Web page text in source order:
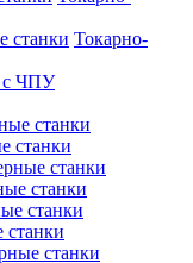
Токарно-
с ЧПУ
станки
станки
станки